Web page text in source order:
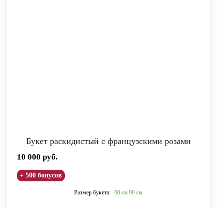
Букет раскидистый с французскими розами
10 000 руб.
+ 500 бонусов
Размер букета: 60 см 90 см